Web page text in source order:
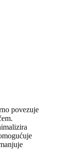
povezuje